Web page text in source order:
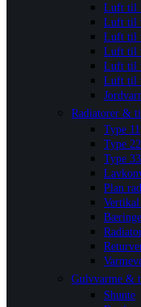
Luft til
Luft til
Luft til
Luft til
Luft til
Luft til
Radiatorer &
Type 11
Type 22
Type 33
Plan
Gulvvarme &
Shunte